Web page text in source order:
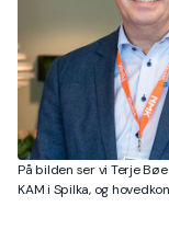
På bilden ser vi Terje
KAM i Spilka, og